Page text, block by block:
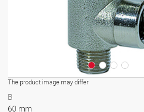
The product image may differ
B
60 mm